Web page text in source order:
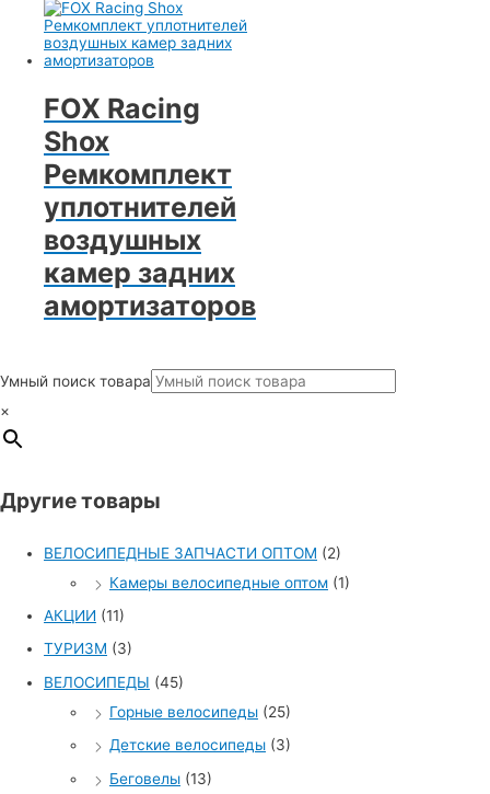
FOX Racing
Shox
Ремкомплект
уплотнителей
воздушных
камер задних
амортизаторов
Умный поиск товара
×
Другие товары
ВЕЛОСИПЕДНЫЕ ЗАПЧАСТИ ОПТОМ (2)
Камеры велосипедные оптом (1)
АКЦИИ (11)
ТУРИЗМ (3)
ВЕЛОСИПЕДЫ (45)
Горные велосипеды (25)
Детские велосипеды (3)
Беговелы (13)